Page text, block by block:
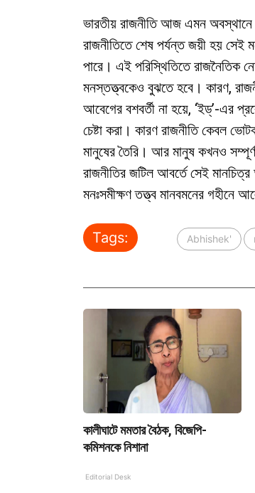
ভারতীয় রাজনীতি আজ এমন অবস্থানে
রাজনীতিতে শেষ পর্যন্ত জয়ী হয়
পারে। এই পরিস্থিতিতে রাজনৈতিক
মনস্তত্ত্বকেও বুঝতে হবে। কারণ,
আবেগের বশবর্তী না হয়ে, ‘ইড্’-এর
চেষ্টা করা। কারণ রাজনীতি কেবল
মানুষের তৈরি। আর মানুষ কখনও
রাজনীতির জটিল আবর্তে সেই
মনঃসমীক্ষণ তত্ত্ব মানবমনের গহীনে
Tags: Abhishek'
কালীঘাটে মমতার বৈঠক, বিজেপি-
কমিশনকে নিশানা
Editorial Desk